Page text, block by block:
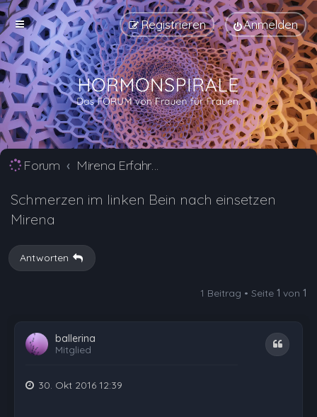
Anmelden
Registrieren
Forum Mirena Erfahrungsberichte und Nebenwirkungen
Schmerzen im linken Bein nach einsetzen
Mirena
Antworten
1 Beitrag • Seite 1 von 1
ballerina
Mitglied
Zitat
30. Okt 2016 12:39